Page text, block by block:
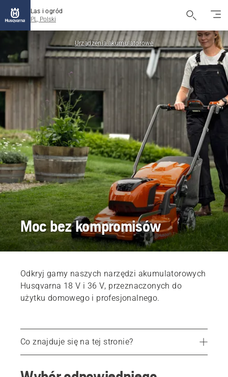
Las i ogród
PL, Polski
Urządzenia akumulatorowe
Moc bez kompromisów
Odkryj gamy naszych narzędzi akumulatorowych
Husqvarna 18 V i 36 V, przeznaczonych do
użytku domowego i profesjonalnego.
Co znajduje się na tej stronie?
Wybór odpowiedniego systemu akumulatorów